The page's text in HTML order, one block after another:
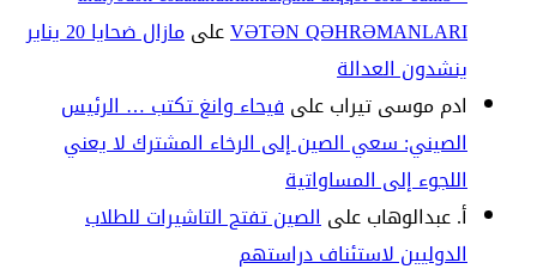
VƏTƏN QƏHRƏMANLARIعلى
مازال ضحايا 20 يناير
ينشدون العدالة
ادم موسى تيرابعلىفيحاء وانغ تكتب … الرئيس
الصيني: سعي الصين إلى الرخاء المشترك لا يعني
اللجوء إلى المساواتية
أ. عبدالوهابعلىالصين تفتح التاشيرات للطلاب
الدوليين لاستئناف دراستهم